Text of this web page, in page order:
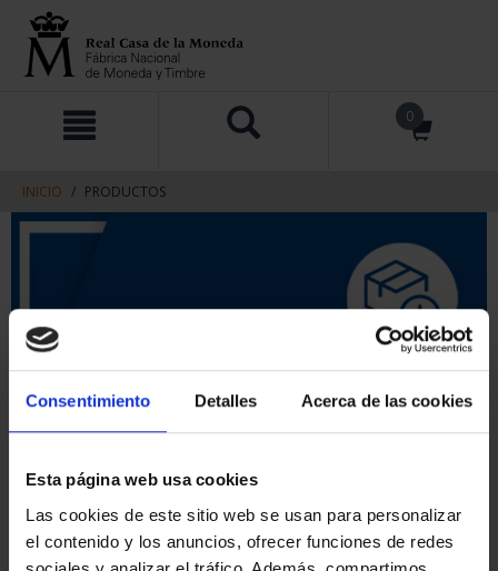
Consentimiento Detalles Acerca de las cookies
Esta página web usa cookies
Las cookies de este sitio web se usan para personalizar
el contenido y los anuncios, ofrecer funciones de redes
contenido
navegacin
0
INICIO PRODUCTOS